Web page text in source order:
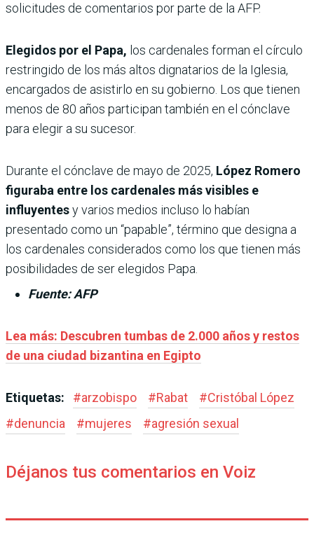
solicitudes de comentarios por parte de la AFP.
Elegidos por el Papa, los cardenales forman el círculo
restringido de los más altos dignatarios de la Iglesia,
encargados de asistirlo en su gobierno. Los que tienen
menos de 80 años participan también en el cónclave
para elegir a su sucesor.
Durante el cónclave de mayo de 2025, López Romero
figuraba entre los cardenales más visibles e
influyentesy varios medios incluso lo habían
presentado como un “papable”, término que designa a
los cardenales considerados como los que tienen más
posibilidades de ser elegidos Papa.
Fuente: AFP
Lea más: Descubren tumbas de 2.000 años y restos
de una ciudad bizantina en Egipto
Etiquetas: #arzobispo #Rabat #Cristóbal López
#denuncia #mujeres #agresión sexual
Déjanos tus comentarios en Voiz